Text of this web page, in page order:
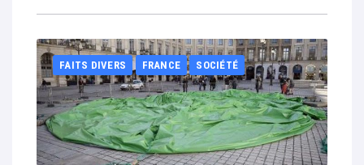
FAITS DIVERS FRANCE SOCIÉTÉ